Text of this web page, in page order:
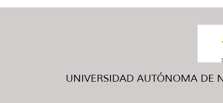
UNIVERSIDAD AUTÓNOMA DE